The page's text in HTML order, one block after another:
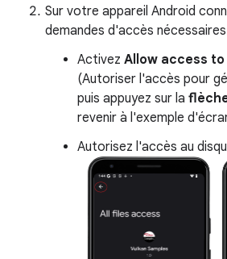
Sur votre appareil Android
demandes d'accès
Activez Allow access
(Autoriser l'accès pour
puis appuyez sur la
revenir à l'exemple
Autorisez l'accès au